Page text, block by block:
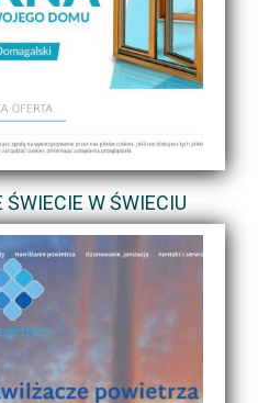
W ŚWIECIU